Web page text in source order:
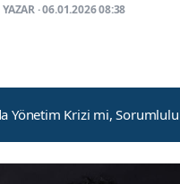
YAZAR · 06.01.2026 08:38
Yönetim Krizi mi,